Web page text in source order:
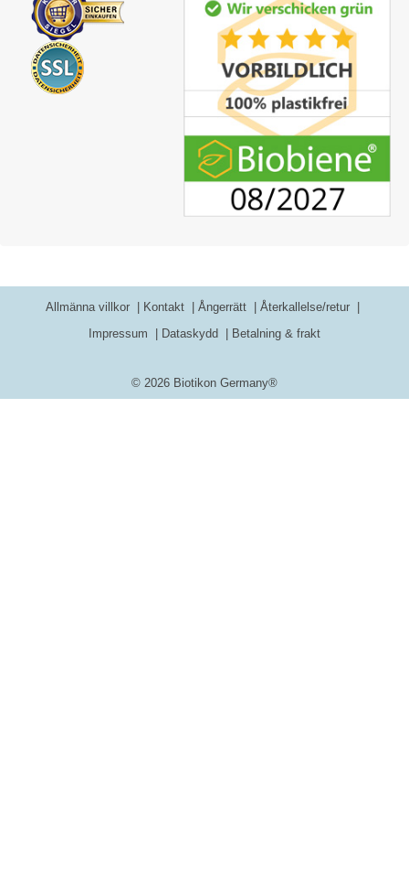
© 2026 Biotikon Germany®
Allmänna villkor Kontakt Ångerrätt
Återkallelse/retur
Impressum
Dataskydd Betalning & frakt